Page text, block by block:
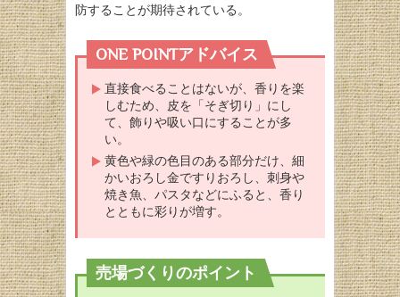
防することが期待されている。
ONE POINTアドバイス
直接食べることはないが、香りを楽
しむため、皮を「そぎ切り」にし
て、飾りや吸い口にすることが多
い。
黄色や緑の色目のある部分だけ、細
かいおろし金ですりおろし、刺身や
焼き魚、パスタなどにふると、香り
とともに彩りが増す。
売場づくりのポイント